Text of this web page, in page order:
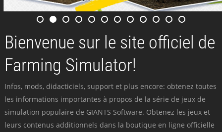
Bienvenue sur le site officiel de
Farming Simulator!
Infos, mods, didacticiels, support et plus encore: obtenez toutes
les informations importantes à propos de la série de jeux de
simulation populaire de GIANTS Software. Obtenez les jeux et
leurs contenus additionnels dans la boutique en ligne officielle